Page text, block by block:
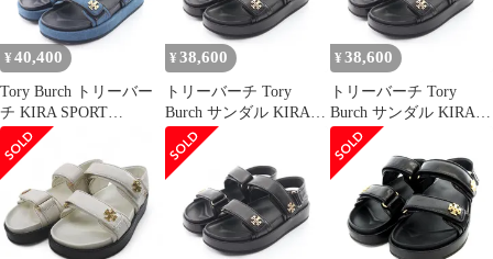
¥ 40,400
Tory Burch トリーバー
チ KIRA SPORT
SANDAL キラ スポーツ
サンダル サンダル
¥ 38,600
トリーバーチ Tory
Burch サンダル KIRA
SPORT SANDAL キラ
スポーツ 1443280017 レ
ザー サンダル レディー
ス 新品
¥ 38,600
トリーバーチ Tory
Burch サンダル KIRA
SPORT SANDAL キラ
スポーツ 1443280017 レ
ザー サンダル レディー
ス 新品